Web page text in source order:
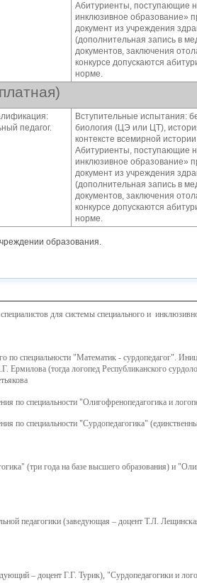
Абитуриенты, поступающие
инклюзивное образование»
документ из учреждения
(дополнительная запись в
документов, заключения
конкурсе допускаются
норме.
педагог.
Вступительные испытания:
биология (ЦЭ или ЦТ),
контексте всемирной
Абитуриенты, поступающие
инклюзивное образование»
документ из учреждения
(дополнительная запись в
документов, заключения
конкурсе допускаются
норме.
образования.
для системы специального и
специальности "Математик - сурдопедагог".
Ермилова (тогда логопед Республиканского
по специальности "Олигофренопедагогика и
по специальности "Сурдопедагогика"
(три года на базе высшего образования) и
педагогики (заведующая – доцент Т.Л.
– доцент Г.Г. Турик), "Сурдопедагогики и